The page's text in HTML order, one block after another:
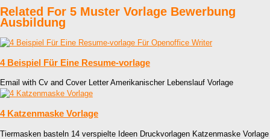
Related For 5 Muster Vorlage Bewerbung
Ausbildung
4 Beispiel Für Eine Resume-vorlage
Email with Cv and Cover Letter Amerikanischer Lebenslauf Vorlage
4 Katzenmaske Vorlage
Tiermasken basteln 14 verspielte Ideen Druckvorlagen Katzenmaske Vorlage